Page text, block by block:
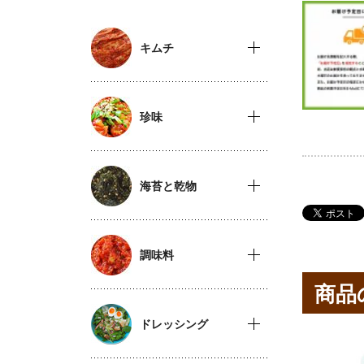
キムチ
珍味
海苔と乾物
調味料
ドレッシング
商品